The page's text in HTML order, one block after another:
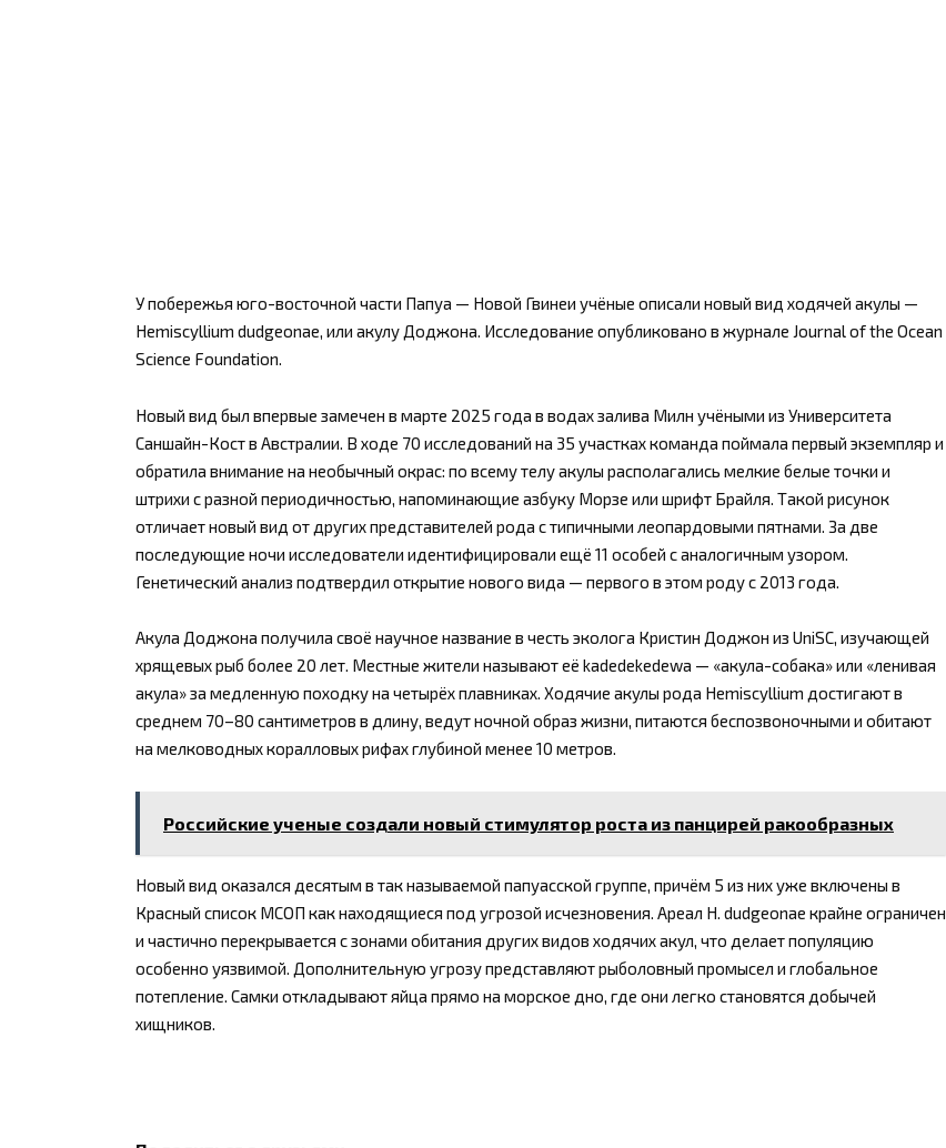
У побережья юго-восточной части Папуа — Новой Гвинеи учёные описали новый вид ходячей акулы —
Hemiscyllium dudgeonae, или акулу Доджона. Исследование опубликовано в журнале Journal of the Ocean
Science Foundation.
Новый вид был впервые замечен в марте 2025 года в водах залива Милн учёными из Университета
Саншайн-Кост в Австралии. В ходе 70 исследований на 35 участках команда поймала первый экземпляр и
обратила внимание на необычный окрас: по всему телу акулы располагались мелкие белые точки и
штрихи с разной периодичностью, напоминающие азбуку Морзе или шрифт Брайля. Такой рисунок
отличает новый вид от других представителей рода с типичными леопардовыми пятнами. За две
последующие ночи исследователи идентифицировали ещё 11 особей с аналогичным узором.
Генетический анализ подтвердил открытие нового вида — первого в этом роду с 2013 года.
Акула Доджона получила своё научное название в честь эколога Кристин Доджон из UniSC, изучающей
хрящевых рыб более 20 лет. Местные жители называют её kadedekedewa — «акула-собака» или «ленивая
акула» за медленную походку на четырёх плавниках. Ходячие акулы рода Hemiscyllium достигают в
среднем 70–80 сантиметров в длину, ведут ночной образ жизни, питаются беспозвоночными и обитают
на мелководных коралловых рифах глубиной менее 10 метров.
Российские ученые создали новый стимулятор роста из панцирей ракообразных
Новый вид оказался десятым в так называемой папуасской группе, причём 5 из них уже включены в
Красный список МСОП как находящиеся под угрозой исчезновения. Ареал H. dudgeonae крайне ограничен
и частично перекрывается с зонами обитания других видов ходячих акул, что делает популяцию
особенно уязвимой. Дополнительную угрозу представляют рыболовный промысел и глобальное
потепление. Самки откладывают яйца прямо на морское дно, где они легко становятся добычей
хищников.